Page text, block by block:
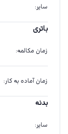
سایر:
باتری
زمان مکالمه:
زمان آماده به کار:
بدنه
سایر: